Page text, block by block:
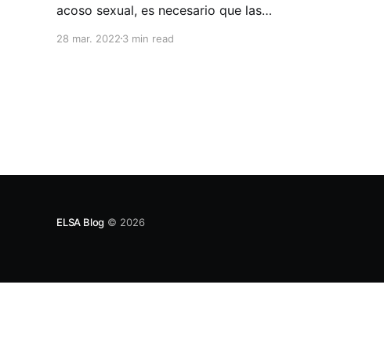
acoso sexual, es necesario que las
vinculadas a capacitaciones constantes e
28 mar. 2022 3 min read
ELSA Blog © 2026